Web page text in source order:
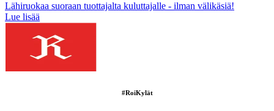
Lähiruokaa suoraan tuottajalta kuluttajalle - ilman välikäsiä!
Lue lisää
#RoiKylät